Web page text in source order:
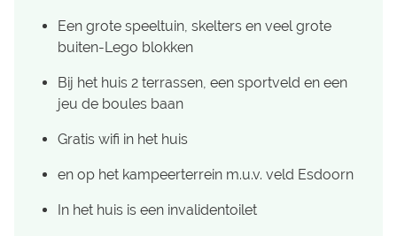
Een grote speeltuin, skelters en veel grote
buiten-Lego blokken
Bij het huis 2 terrassen, een sportveld en een
jeu de boules baan
Gratis wifi in het huis
en op het kampeerterrein m.u.v. veld Esdoorn
In het huis is een invalidentoilet